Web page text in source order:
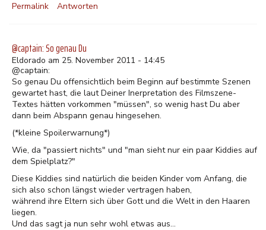
Permalink
Antworten
@captain: So genau Du
Eldorado am 25. November 2011 - 14:45
@captain:
So genau Du offensichtlich beim Beginn auf bestimmte Szenen
gewartet hast, die laut Deiner Inerpretation des Filmszene-
Textes hätten vorkommen "müssen", so wenig hast Du aber
dann beim Abspann genau hingesehen.
(*kleine Spoilerwarnung*)
Wie, da "passiert nichts" und "man sieht nur ein paar Kiddies auf
dem Spielplatz?"
Diese Kiddies sind natürlich die beiden Kinder vom Anfang, die
sich also schon längst wieder vertragen haben,
während ihre Eltern sich über Gott und die Welt in den Haaren
liegen.
Und das sagt ja nun sehr wohl etwas aus...